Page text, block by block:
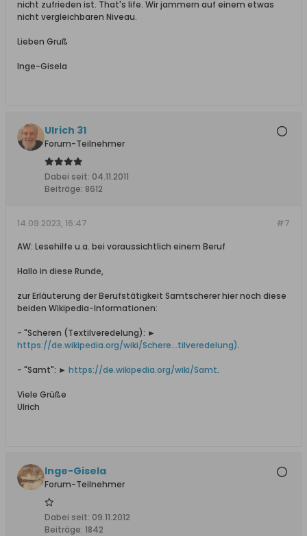
nicht zufrieden ist. That's life. Wir jammern auf einem etwas
nicht vergleichbaren Niveau.
Lieben Gruß
Inge-Gisela
Ulrich 31
Forum-Teilnehmer
Dabei seit: 04.11.2011
Beiträge: 8612
#7
14.09.2023, 16:47
AW: Lesehilfe u.a. bei voraussichtlich einem Beruf
Hallo in diese Runde,
zur Erläuterung der Berufstätigkeit Samtscherer hier noch diese
beiden Wikipedia-Informationen:
- "Scheren (Textilveredelung): ►
https://de.wikipedia.org/wiki/Schere...tilveredelung).
- "Samt": ► https://de.wikipedia.org/wiki/Samt.
Viele Grüße
Ulrich
Inge-Gisela
Forum-Teilnehmer
Dabei seit: 09.11.2012
Beiträge: 1842